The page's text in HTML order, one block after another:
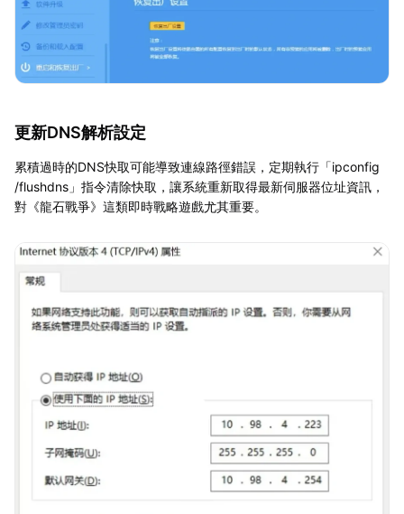
更新DNS解析設定
累積過時的DNS快取可能導致連線路徑錯誤，定期執行「ipconfig
/flushdns」指令清除快取，讓系統重新取得最新伺服器位址資訊，
對《龍石戰爭》這類即時戰略遊戲尤其重要。